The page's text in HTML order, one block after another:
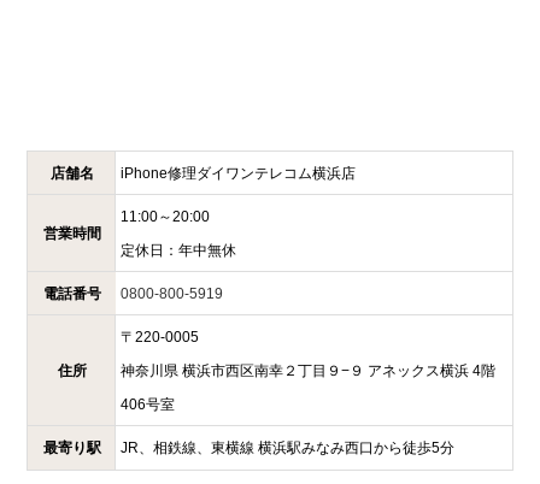
店舗名 iPhone修理ダイワンテレコム横浜店
営業時間
11:00～20:00
定休日： 年中無休
電話番号 0800-800-5919
住所
〒 220-0005
神奈川県 横浜市西区南幸２丁目９−９ アネックス横浜 4階
406号室
最寄り駅 JR、相鉄線、東横線 横浜駅みなみ西口から徒歩5分